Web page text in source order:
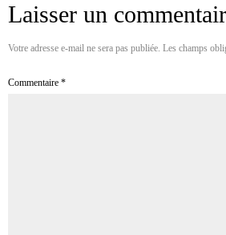
Laisser un
Votre adresse e-mail ne sera pas publiée. Les champs
Commentaire *